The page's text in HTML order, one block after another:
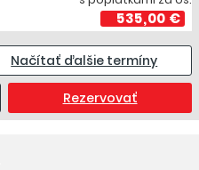
535,00 €
Načítať ďalšie termíny
Rezervovať